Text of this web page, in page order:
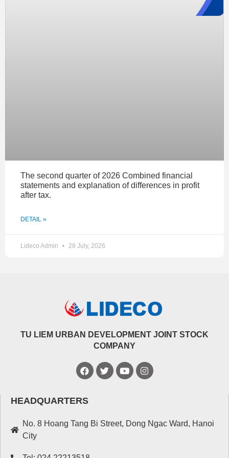
Tính đến 31/12/2020, NTL có 1.160 tỷ đồng hàng tồn kho
vùng đỉnh. Đóng cửa phiên giao dịch ngày 26/1/2021, cổ
93% trong vòng gần 6 tháng.
The second quarter of 2026 Combined financial
statements and explanation of differences in profit
after tax.
DETAIL »
Lideco Admin 28 July, 2026
TU LIEM URBAN DEVELOPMENT JOINT STOCK
COMPANY
HEADQUARTERS
No. 8 Hoang Tang Bi Street, Dong Ngac Ward, Hanoi
City